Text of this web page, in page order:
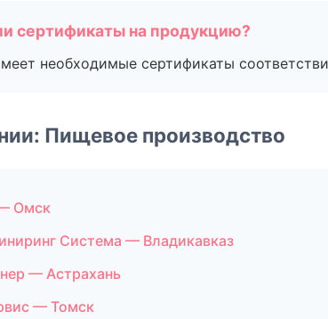
сертификаты на продукцию?
необходимые сертификаты
Пищевое производство
Омск
Система — Владикавказ
— Астрахань
— Томск